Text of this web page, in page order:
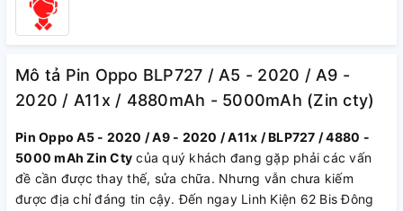
Mô tả Pin Oppo BLP727 / A5 - 2020 / A9 -
2020 / A11x / 4880mAh - 5000mAh (Zin cty)
Pin Oppo A5 - 2020 / A9 - 2020 / A11x / BLP727 / 4880 -
5000 mAh Zin Cty của quý khách đang gặp phải các vấn
đề cần được thay thế, sửa chữa. Nhưng vẫn chưa kiếm
được địa chỉ đáng tin cậy. Đến ngay Linh Kiện 62 Bis Đông